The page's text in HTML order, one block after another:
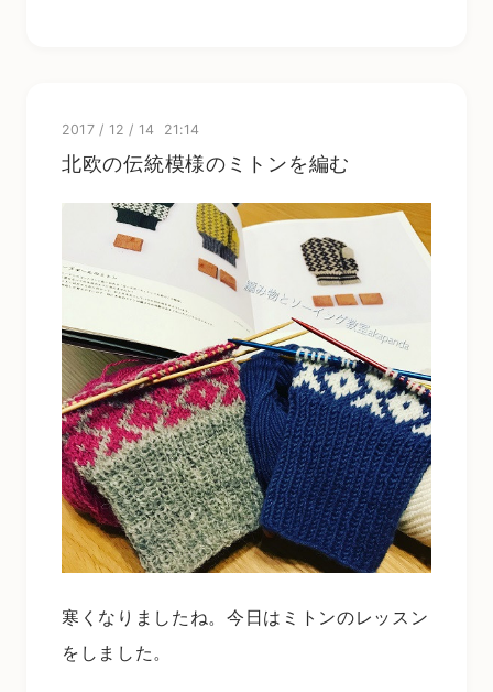
2017 / 12 / 14 21:14
北欧の伝統模様のミトンを編む
寒くなりましたね。今日はミトンのレッスン
をしました。